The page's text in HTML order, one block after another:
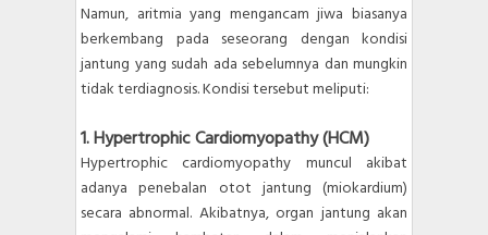
Namun, aritmia yang mengancam jiwa biasanya
berkembang pada seseorang dengan kondisi
jantung yang sudah ada sebelumnya dan mungkin
tidak terdiagnosis. Kondisi tersebut meliputi:
1. Hypertrophic Cardiomyopathy (HCM)
Hypertrophic cardiomyopathy muncul akibat
adanya penebalan otot jantung (miokardium)
secara abnormal. Akibatnya, organ jantung akan